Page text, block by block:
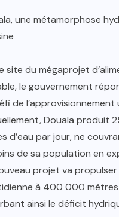
une métamorphose
site du mégaprojet
le gouvernement
de l’approvisionnement
Douala produit
d’eau par jour, ne
de sa population en
projet va
à 400 000
ainsi le déficit